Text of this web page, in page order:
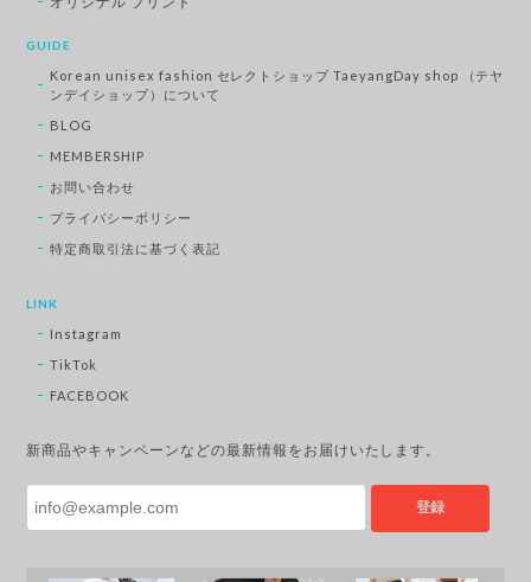
GUIDE
Korean unisex fashion セレクトショップ TaeyangDay shop （テヤ
ンデイショップ）について
BLOG
MEMBERSHIP
お問い合わせ
プライバシーポリシー
特定商取引法に基づく表記
LINK
Instagram
TikTok
FACEBOOK
新商品やキャンペーンなどの最新情報をお届けいたします。
登録